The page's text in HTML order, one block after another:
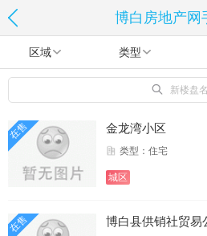
博白房地产网
区域 类型
新楼盘
在售 金龙湾小区
类型：住宅
城区
在售 博白县供销社贸易